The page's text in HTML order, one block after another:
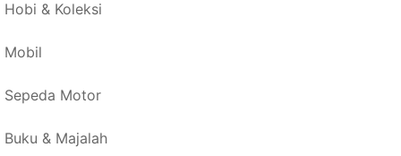
Hobi & Koleksi
Mobil
Sepeda Motor
Buku & Majalah